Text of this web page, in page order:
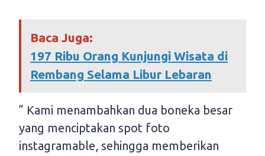
Baca Juga:
197 Ribu Orang Kunjungi Wisata di
Rembang Selama Libur Lebaran
” Kami menambahkan dua boneka besar
yang menciptakan spot foto
instagramable, sehingga memberikan